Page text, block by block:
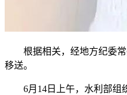
根据相关，经地方纪委常
移送。
6月14日上午，水利部组织